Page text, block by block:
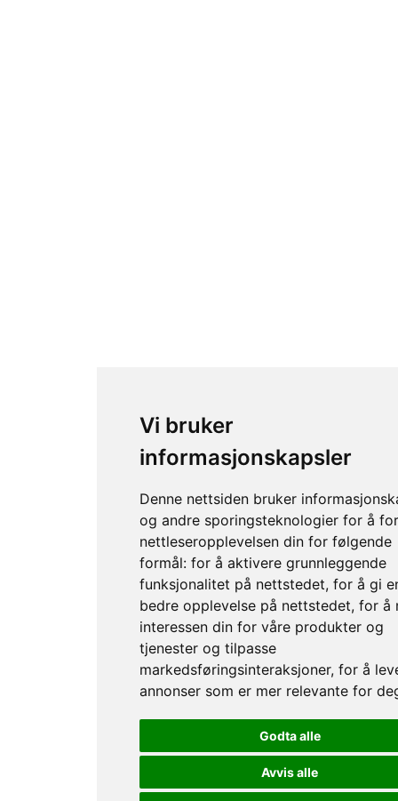
Vi bruker
informasjonskapsler
Denne nettsiden bruker
og andre sporingsteknologier for å
nettleseropplevelsen din for følgende
formål: for å aktivere grunnleggende
funksjonalitet på nettstedet, for å gi
bedre opplevelse på nettstedet, for å
interessen din for våre produkter og
tjenester og tilpasse
markedsføringsinteraksjoner, for å
annonser som er mer relevante for
Godta alle
Avvis alle